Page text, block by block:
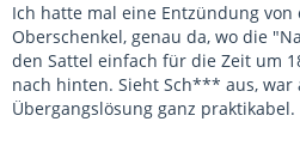
Ich hatte mal eine Entzündung
Oberschenkel, genau da, wo die
den Sattel einfach für die Zeit um
nach hinten. Sieht Sch*** aus, war
Übergangslösung ganz praktikabel.